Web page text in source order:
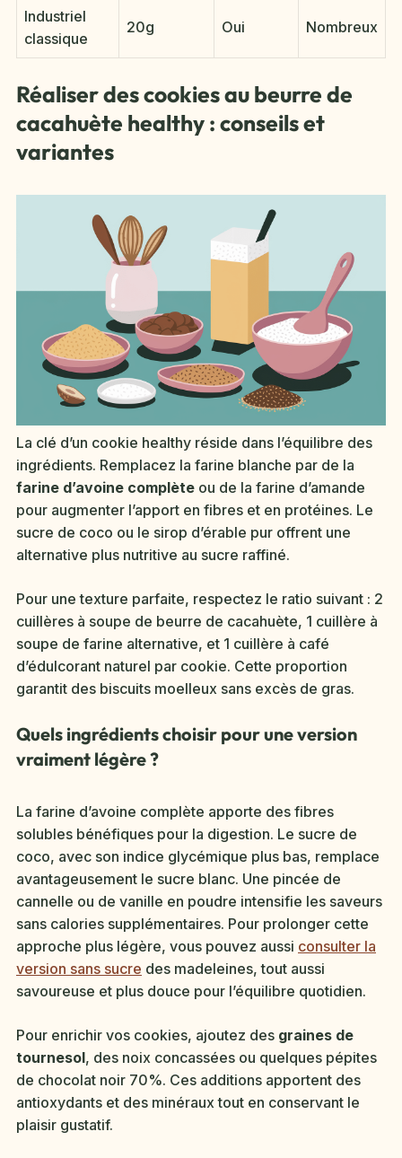
Industriel
classique
20g Oui Nombreux
Réaliser des cookies au beurre de
cacahuète healthy : conseils et
variantes
La clé d’un cookie healthy réside dans l’équilibre des
ingrédients. Remplacez la farine blanche par de la
farine d’avoine complète ou de la farine d’amande
pour augmenter l’apport en fibres et en protéines. Le
sucre de coco ou le sirop d’érable pur offrent une
alternative plus nutritive au sucre raffiné.
Pour une texture parfaite, respectez le ratio suivant : 2
cuillères à soupe de beurre de cacahuète, 1 cuillère à
soupe de farine alternative, et 1 cuillère à café
d’édulcorant naturel par cookie. Cette proportion
garantit des biscuits moelleux sans excès de gras.
Quels ingrédients choisir pour une version
vraiment légère ?
La farine d’avoine complète apporte des fibres
solubles bénéfiques pour la digestion. Le sucre de
coco, avec son indice glycémique plus bas, remplace
avantageusement le sucre blanc. Une pincée de
cannelle ou de vanille en poudre intensifie les saveurs
sans calories supplémentaires. Pour prolonger cette
approche plus légère, vous pouvez aussi consulter la
version sans sucre des madeleines, tout aussi
savoureuse et plus douce pour l’équilibre quotidien.
Pour enrichir vos cookies, ajoutez des graines de
tournesol, des noix concassées ou quelques pépites
de chocolat noir 70%. Ces additions apportent des
antioxydants et des minéraux tout en conservant le
plaisir gustatif.